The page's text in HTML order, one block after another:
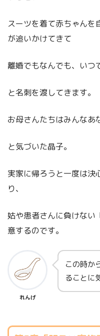
スーツを着て赤ちゃんを
が追いかけてきて
離婚でもなんでも、いつ
と名刺を渡してきます。
お母さんたちはみんなあ
と気づいた晶子。
実家に帰ろうと一度は決
り、
姑や患者さんに負けない
意するのです。
れんげ
この時か
ることに